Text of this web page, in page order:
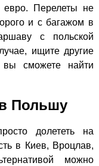
Перелеты не
и с багажом в
с польской
ищите другие
сможете найти
Польшу
долететь на
в Киев, Вроцлав,
можно